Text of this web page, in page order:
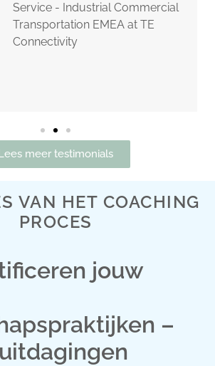
Service - Industrial Commercial
Transportation EMEA at TE
Connectivity
meer testimonials
VAN HET COACHING
PROCES
jouw
–